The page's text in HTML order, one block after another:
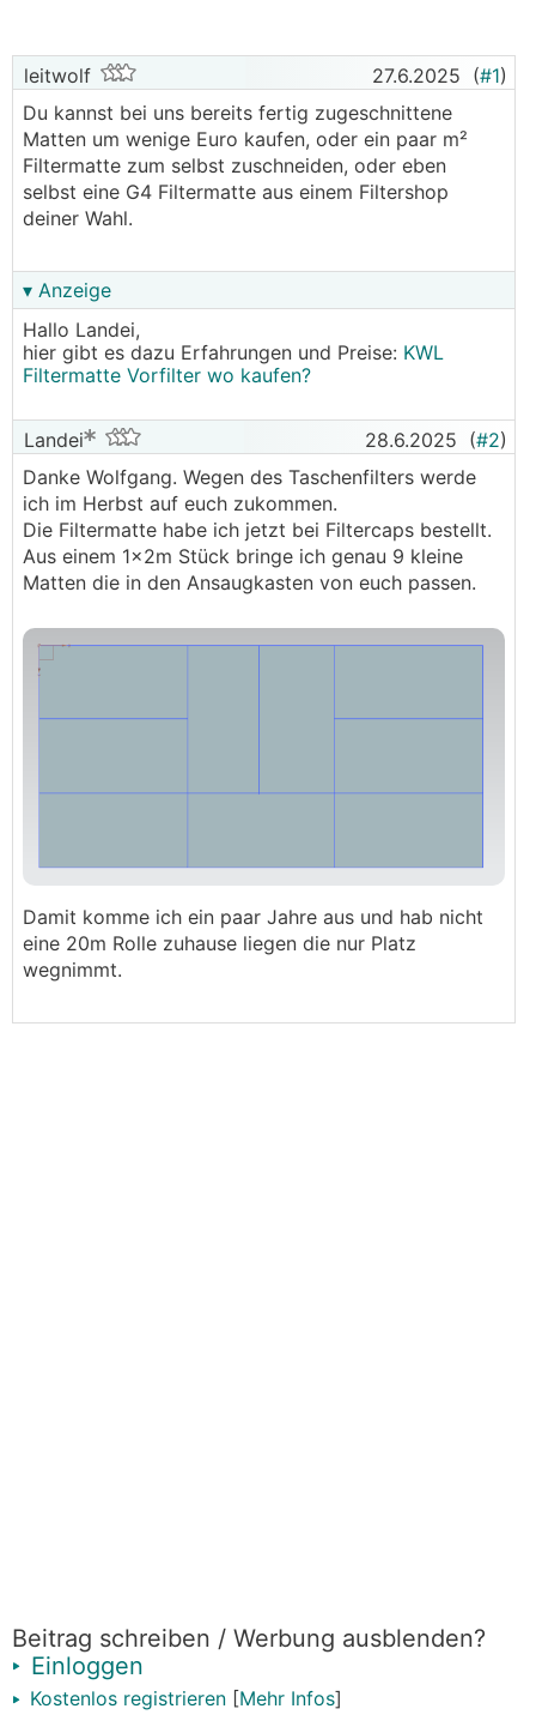
leitwolf 27.6.2025 (#1)
Du kannst bei uns bereits fertig zugeschnittene
Matten um wenige Euro kaufen, oder ein paar m²
Filtermatte zum selbst zuschneiden, oder eben
selbst eine G4 Filtermatte aus einem Filtershop
deiner Wahl.
▾ Anzeige
Hallo Landei,
hier gibt es dazu Erfahrungen und Preise: KWL
Filtermatte Vorfilter wo kaufen?
Landei 28.6.2025 (#2)
Danke Wolfgang. Wegen des Taschenfilters werde
ich im Herbst auf euch zukommen.
Die Filtermatte habe ich jetzt bei Filtercaps bestellt.
Aus einem 1x2m Stück bringe ich genau 9 kleine
Matten die in den Ansaugkasten von euch passen.
Damit komme ich ein paar Jahre aus und hab nicht
eine 20m Rolle zuhause liegen die nur Platz
wegnimmt.
Beitrag schreiben / Werbung ausblenden?
Einloggen
Kostenlos registrieren [Mehr Infos]